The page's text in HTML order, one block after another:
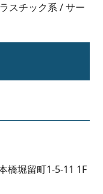
スチック系/サー
橋堀留町1-5-11 1F